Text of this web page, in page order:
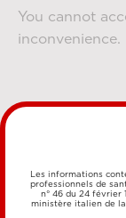
You cannot
inconvenience.
Les informations
professionnels de
n° 46 du 24 février
ministère italien de